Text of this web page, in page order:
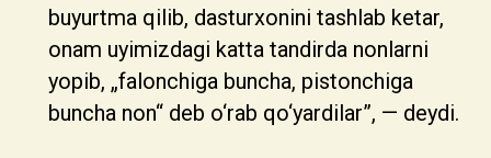
buyurtma qilib, dasturxonini tashlab ketar,
onam uyimizdagi katta tandirda nonlarni
yopib, „falonchiga buncha, pistonchiga
buncha non“ deb o‘rab qo‘yardilar”, — deydi.